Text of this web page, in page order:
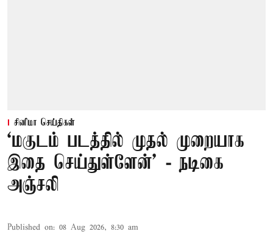
சினிமா செய்திகள்
‘மகுடம் படத்தில் முதல் முறையாக
இதை செய்துள்ளேன்’ - நடிகை
அஞ்சலி
Published on: 08 Aug 2026, 8:30 am